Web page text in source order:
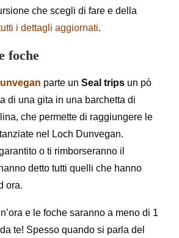
che scegli di fare e della
i dettagli aggiornati.
foche
parte un Seal trips un pò
di una gita in una barchetta di
che permette di raggiungere le
nel Loch Dunvegan.
o ti rimborseranno il
detto tutti quelli che hanno
ora.
e le foche saranno a meno di 1
te! Spesso quando si parla del